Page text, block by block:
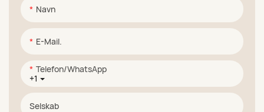
Navn
E-Mail.
+1
Telefon/WhatsApp
Selskab